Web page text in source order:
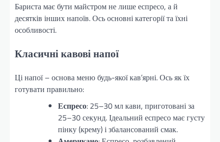
Бариста має бути майстром не лише еспресо, а й
десятків інших напоїв. Ось основні категорії та їхні
особливості.
Класичні кавові напої
Ці напої – основа меню будь-якої кав’ярні. Ось як їх
готувати правильно:
Еспресо: 25–30 мл кави, приготовані за
25–30 секунд. Ідеальний еспресо має густу
пінку (крему) і збалансований смак.